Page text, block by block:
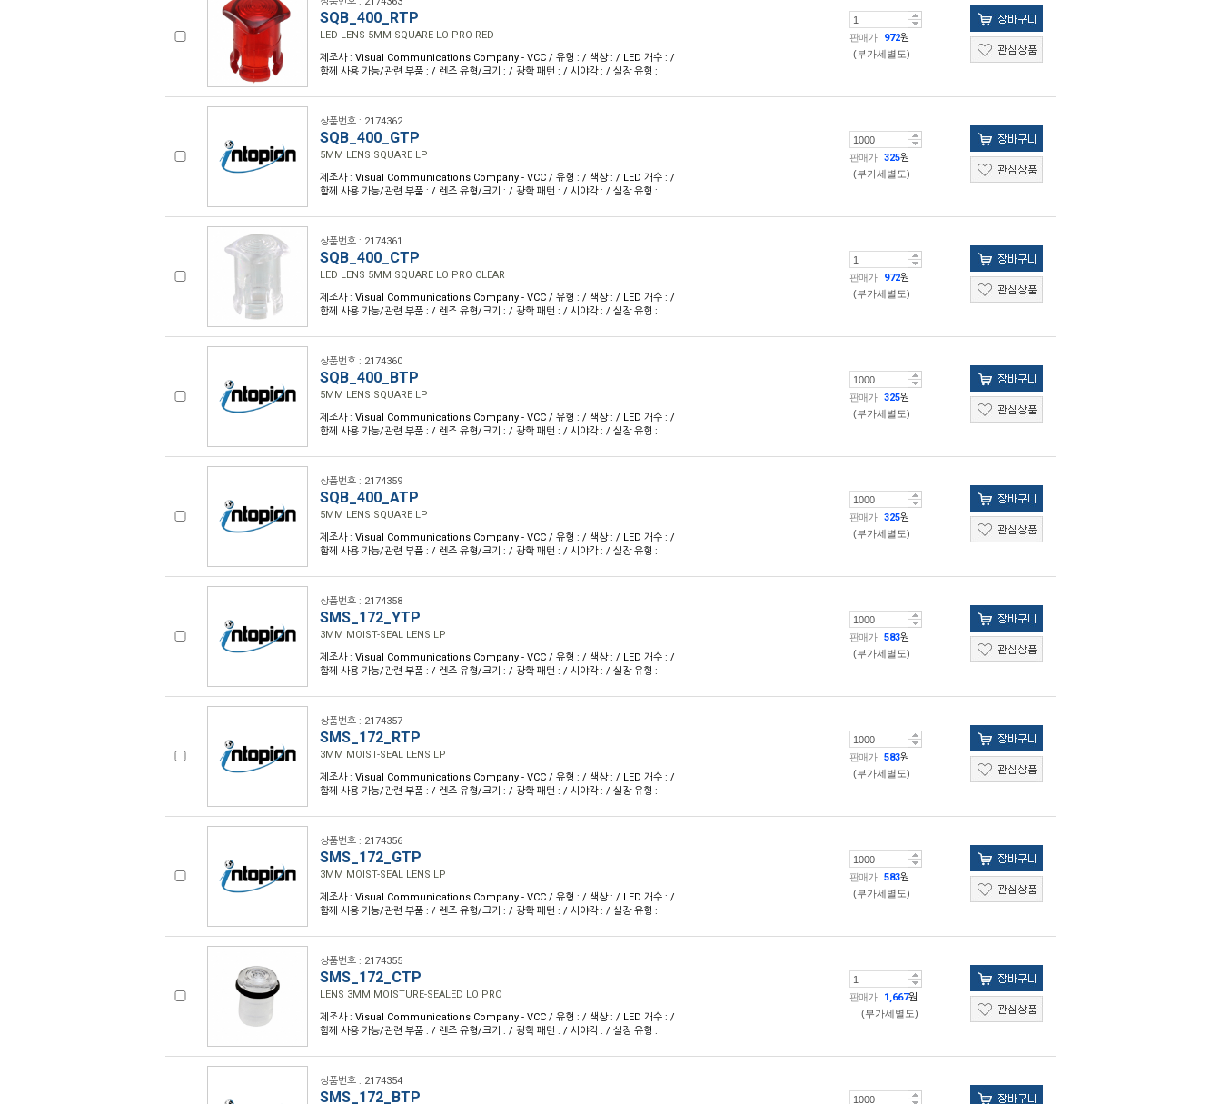
SQB_400_RTP
LED LENS 5MM SQUARE LO PRO RED
제조사 : Visual Communications Company - VCC / 유형 : / 색상 : / LED 개수 : /
함께 사용 가능/관련 부품 : / 렌즈 유형/크기 : / 광학 패턴 : / 시야각 : / 실장 유형 :
판매가 972원
(부가세별도)
상품번호 : 2174362
SQB_400_GTP
5MM LENS SQUARE LP
제조사 : Visual Communications Company - VCC / 유형 : / 색상 : / LED 개수 : /
함께 사용 가능/관련 부품 : / 렌즈 유형/크기 : / 광학 패턴 : / 시야각 : / 실장 유형 :
판매가 325원
(부가세별도)
상품번호 : 2174361
SQB_400_CTP
LED LENS 5MM SQUARE LO PRO CLEAR
제조사 : Visual Communications Company - VCC / 유형 : / 색상 : / LED 개수 : /
함께 사용 가능/관련 부품 : / 렌즈 유형/크기 : / 광학 패턴 : / 시야각 : / 실장 유형 :
판매가 972원
(부가세별도)
상품번호 : 2174360
SQB_400_BTP
5MM LENS SQUARE LP
제조사 : Visual Communications Company - VCC / 유형 : / 색상 : / LED 개수 : /
함께 사용 가능/관련 부품 : / 렌즈 유형/크기 : / 광학 패턴 : / 시야각 : / 실장 유형 :
판매가 325원
(부가세별도)
상품번호 : 2174359
SQB_400_ATP
5MM LENS SQUARE LP
제조사 : Visual Communications Company - VCC / 유형 : / 색상 : / LED 개수 : /
함께 사용 가능/관련 부품 : / 렌즈 유형/크기 : / 광학 패턴 : / 시야각 : / 실장 유형 :
판매가 325원
(부가세별도)
상품번호 : 2174358
SMS_172_YTP
3MM MOIST-SEAL LENS LP
제조사 : Visual Communications Company - VCC / 유형 : / 색상 : / LED 개수 : /
함께 사용 가능/관련 부품 : / 렌즈 유형/크기 : / 광학 패턴 : / 시야각 : / 실장 유형 :
판매가 583원
(부가세별도)
상품번호 : 2174357
SMS_172_RTP
3MM MOIST-SEAL LENS LP
제조사 : Visual Communications Company - VCC / 유형 : / 색상 : / LED 개수 : /
함께 사용 가능/관련 부품 : / 렌즈 유형/크기 : / 광학 패턴 : / 시야각 : / 실장 유형 :
판매가 583원
(부가세별도)
상품번호 : 2174356
SMS_172_GTP
3MM MOIST-SEAL LENS LP
제조사 : Visual Communications Company - VCC / 유형 : / 색상 : / LED 개수 : /
함께 사용 가능/관련 부품 : / 렌즈 유형/크기 : / 광학 패턴 : / 시야각 : / 실장 유형 :
판매가 583원
(부가세별도)
상품번호 : 2174355
SMS_172_CTP
LENS 3MM MOISTURE-SEALED LO PRO
제조사 : Visual Communications Company - VCC / 유형 : / 색상 : / LED 개수 : /
함께 사용 가능/관련 부품 : / 렌즈 유형/크기 : / 광학 패턴 : / 시야각 : / 실장 유형 :
판매가 1,667원
(부가세별도)
상품번호 : 2174354
SMS_172_BTP